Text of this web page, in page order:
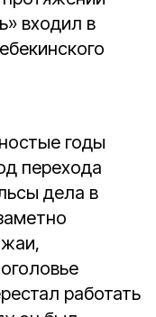
входил в
годы
перехода
дела в
работать